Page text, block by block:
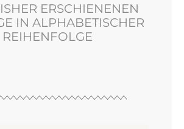
ERSCHIENENEN
IN ALPHABETISCHER
REIHENFOLGE